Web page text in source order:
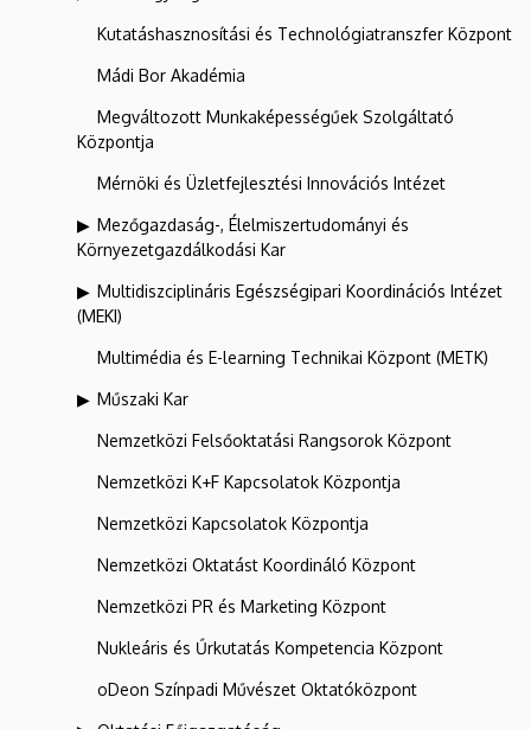
Kutatáshasznosítási és Technológiatranszfer Központ
Mádi Bor Akadémia
Megváltozott Munkaképességűek Szolgáltató
Központja
Mérnöki és Üzletfejlesztési Innovációs Intézet
Mezőgazdaság-, Élelmiszertudományi és
Környezetgazdálkodási Kar
Multidiszciplináris Egészségipari Koordinációs Intézet
(MEKI)
Multimédia és E-learning Technikai Központ (METK)
Műszaki Kar
Nemzetközi Felsőoktatási Rangsorok Központ
Nemzetközi K+F Kapcsolatok Központja
Nemzetközi Kapcsolatok Központja
Nemzetközi Oktatást Koordináló Központ
Nemzetközi PR és Marketing Központ
Nukleáris és Űrkutatás Kompetencia Központ
oDeon Színpadi Művészet Oktatóközpont